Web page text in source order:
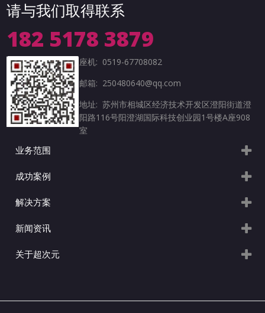
请与我们取得联系
182 5178 3879
座机: 0519-67708082
邮箱: 250480640@qq.com
地址: 苏州市相城区经济技术开发区澄阳街道澄
阳路116号阳澄湖国际科技创业园1号楼A座908
室
业务范围
成功案例
解决方案
新闻资讯
关于超次元